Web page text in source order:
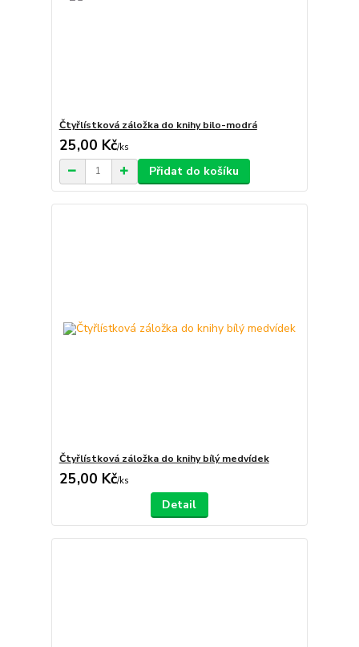
Čtyřlístková záložka do knihy bilo-modrá
25,00 Kč/ks
Přidat do košíku
Čtyřlístková záložka do knihy bílý medvídek
25,00 Kč/ks
Detail